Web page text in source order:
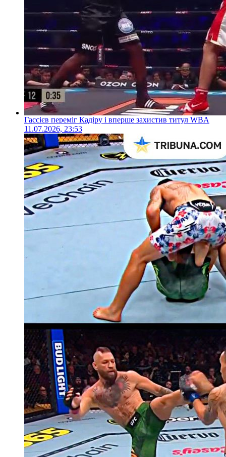
Гассієв переміг Кадіру і вперше захистив титул WBA
11.07.2026, 23:53